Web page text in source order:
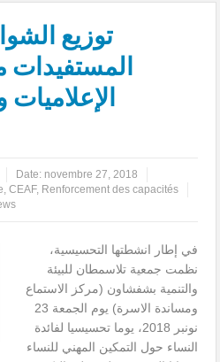
توزيع
المستفيدات
Date: novembre 27, 2018
,CEAF, Renforcement des capacités
في إطار انشطتها التحسيسية،
نظمت جمعية تلاسمطان للبيئة
والتنمية بشفشاون (مركز الاستماع
ومساندة الاسرة) يوم الجمعة 23
نونبر 2018، يوما تحسيسيا لفائدة
النساء حول التمكين المهني للنساء